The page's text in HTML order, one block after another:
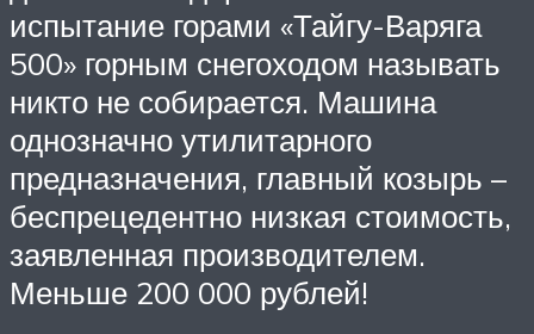
испытание горами «Тайгу-Варяга
500» горным снегоходом называть
никто не собирается. Машина
однозначно утилитарного
предназначения, главный козырь –
беспрецедентно низкая стоимость,
заявленная производителем.
Меньше 200 000 рублей!